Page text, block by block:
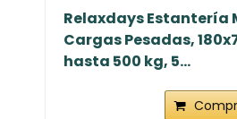
Relaxdays Estantería
Cargas Pesadas,
hasta 500 kg, 5...